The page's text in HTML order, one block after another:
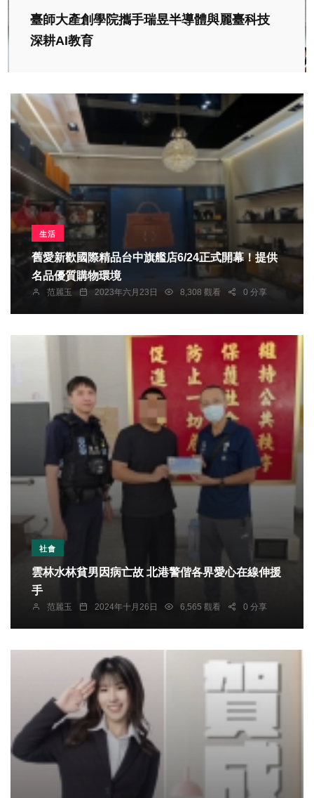
臺師大產創學院攜手瑞昱半導體與麗臺科技
深耕AI教育
生活
舊愛新歡國際精品台中旗艦店6/24正式開幕！提供
名品優質購物環境
范麗玉 2023年六月23日 8,308 觀看 0 分享
社會
雲林水林貧男因病亡故 北港警偕各界愛心在線伸援
手
范麗玉 2024年十月26日 6,565 觀看 0 分享